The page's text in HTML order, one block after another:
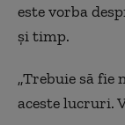
este vorba
și timp.
„Trebuie să fie
aceste lucruri.